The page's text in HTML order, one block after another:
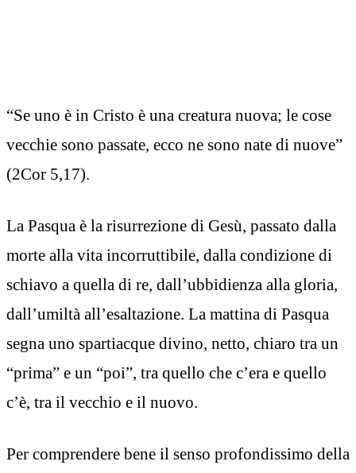
“Se uno è in Cristo è una creatura nuova; le cose
vecchie sono passate, ecco ne sono nate di nuove”
(2Cor 5,17).
La Pasqua è la risurrezione di Gesù, passato dalla
morte alla vita incorruttibile, dalla condizione di
schiavo a quella di re, dall’ubbidienza alla gloria,
dall’umiltà all’esaltazione. La mattina di Pasqua
segna uno spartiacque divino, netto, chiaro tra un
“prima” e un “poi”, tra quello che c’era e quello
c’è, tra il vecchio e il nuovo.
Per comprendere bene il senso profondissimo della